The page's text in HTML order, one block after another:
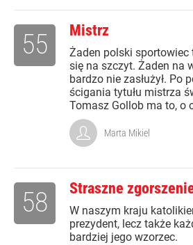
Mistrz
Żaden polski sportowiec
się na szczyt. Żaden na
bardzo nie zasłużył. Po
ścigania tytułu mistrza
Tomasz Gollob ma to, o
55
Marta Mikiel
Straszne
W naszym kraju
prezydent, lecz także
bardziej jego wzorzec.
58